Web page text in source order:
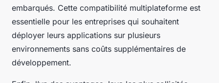
embarqués. Cette compatibilité multiplateforme est
essentielle pour les entreprises qui souhaitent
déployer leurs applications sur plusieurs
environnements sans coûts supplémentaires de
développement.